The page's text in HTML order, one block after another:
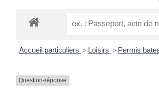
Accueil particuliers > Loisirs > Permis
Question-réponse